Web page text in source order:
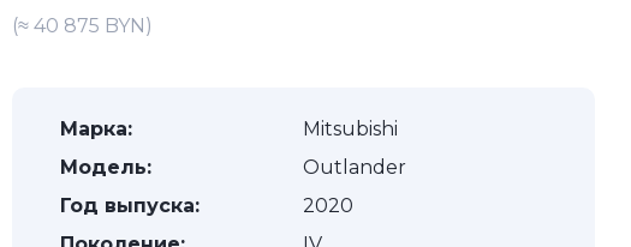
(≈ 40 875 BYN)
Марка:
Mitsubishi
Модель:
Outlander
Год выпуска:
2020